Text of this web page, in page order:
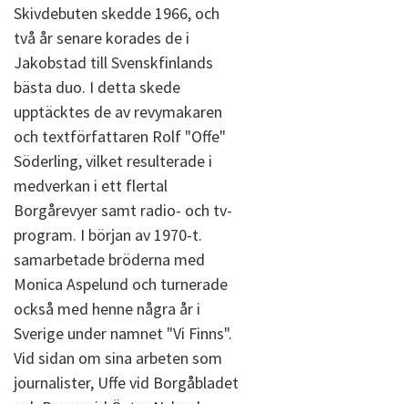
Skivdebuten skedde 1966, och
två år senare korades de i
Jakobstad till Svenskfinlands
bästa duo. I detta skede
upptäcktes de av revymakaren
och textförfattaren Rolf "Offe"
Söderling, vilket resulterade i
medverkan i ett flertal
Borgårevyer samt radio- och tv-
program. I början av 1970-t.
samarbetade bröderna med
Monica Aspelund och turnerade
också med henne några år i
Sverige under namnet "Vi Finns".
Vid sidan om sina arbeten som
journalister, Uffe vid Borgåbladet